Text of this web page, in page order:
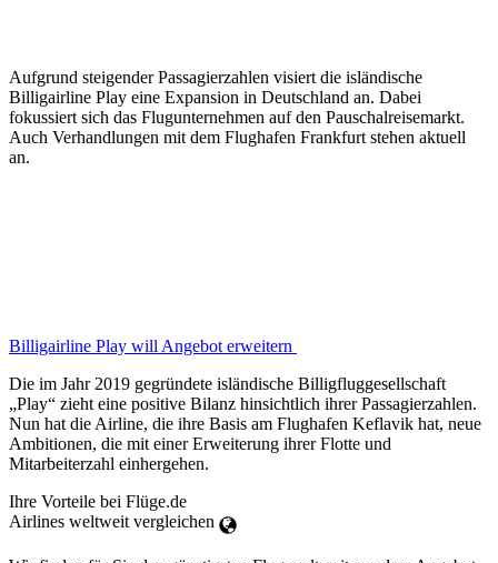
Aufgrund steigender Passagierzahlen visiert die isländische
Billigairline Play eine Expansion in Deutschland an. Dabei
fokussiert sich das Flugunternehmen auf den Pauschalreisemarkt.
Auch Verhandlungen mit dem Flughafen Frankfurt stehen aktuell
an.
Billigairline Play will Angebot erweitern
Die im Jahr 2019 gegründete isländische Billigfluggesellschaft
„Play“ zieht eine positive Bilanz hinsichtlich ihrer Passagierzahlen.
Nun hat die Airline, die ihre Basis am Flughafen Keflavik hat, neue
Ambitionen, die mit einer Erweiterung ihrer Flotte und
Mitarbeiterzahl einhergehen.
Ihre Vorteile bei Flüge.de
Airlines weltweit vergleichen